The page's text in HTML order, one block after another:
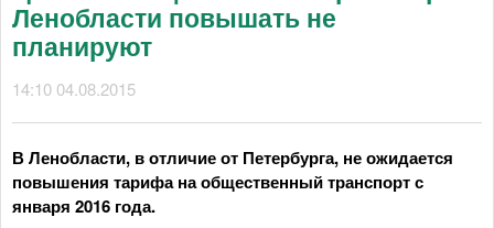
Ленобласти повышать не
планируют
14:10 04.08.2015
В Ленобласти, вотличие от Петербурга, не ожидается
повышения тарифа на общественный транспорт с
января 2016 года.